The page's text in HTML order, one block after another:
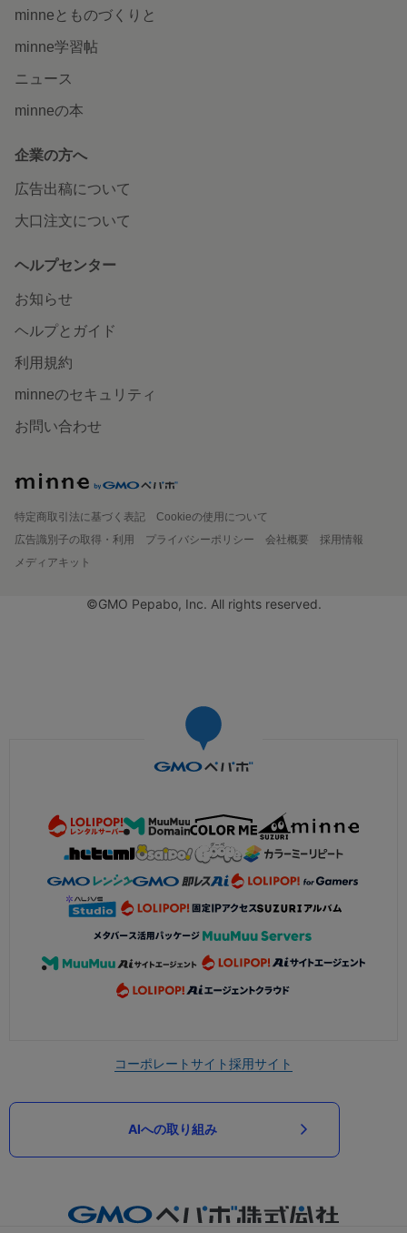
minneとものづくりと
minne学習帖
ニュース
minneの本
企業の方へ
広告出稿について
大口注文について
ヘルプセンター
お知らせ
ヘルプとガイド
利用規約
minneのセキュリティ
お問い合わせ
特定商取引法に基づく表記
Cookieの使用について
広告識別子の取得・利用
プライバシーポリシー 会社概要
採用情報
メディアキット
©GMO Pepabo, Inc. All rights reserved.
コーポレートサイト採用サイト
AIへの取り組み